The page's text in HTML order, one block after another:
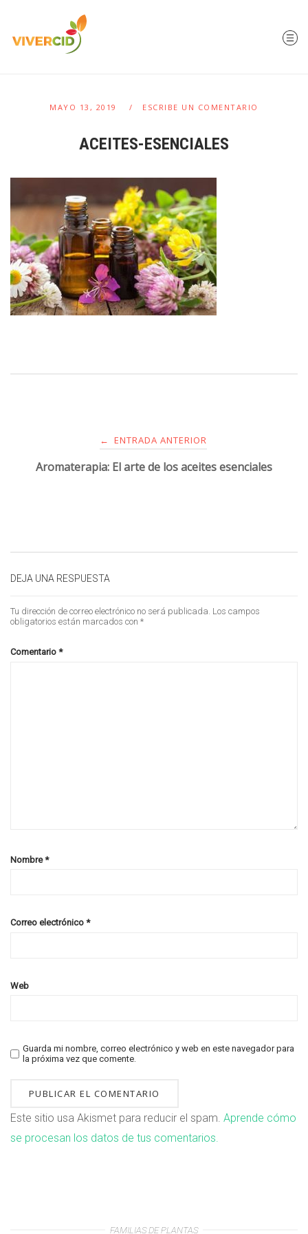
MAYO 13, 2019 ESCRIBE UN COMENTARIO
ACEITES-ESENCIALES
← ENTRADA ANTERIOR
Aromaterapia: El arte de los aceites esenciales
DEJA UNA RESPUESTA
Tu dirección de correo electrónico no será publicada. Los campos
obligatorios están marcados con *
Comentario *
Nombre*
Correo electrónico *
Web
Guarda mi nombre, correo electrónico y web en este navegador para
la próxima vez que comente.
Este sitio usa Akismet para reducir el spam. Aprende cómo
se procesan los datos de tus comentarios.
FAMILIAS DE PLANTAS